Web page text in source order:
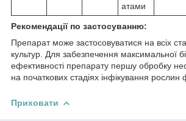
атами
Рекомендації по застосуванню:
Препарат може застосовуватися на всіх
культур. Для забезпечення максимальної
ефективності препарату першу обробку
на початкових стадіях інфікування рослин
Приховати